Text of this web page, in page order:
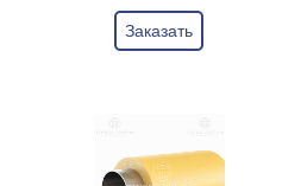
Заказать